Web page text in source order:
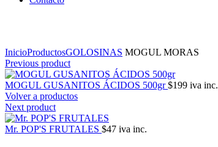
InicioProductosGOLOSINAS MOGUL MORAS
Previous product
MOGUL GUSANITOS ÁCIDOS 500gr$199 iva inc.
Volver a productos
Next product
Mr. POP'S FRUTALES $47 iva inc.